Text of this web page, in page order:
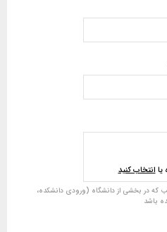
یا انتخاب کنید
در بخشی از دانشگاه (ورودی دانشکده،
باشد